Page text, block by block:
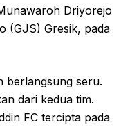
Driyorejo
(GJS) Gresik, pada
berlangsung seru.
dari kedua tim.
FC tercipta pada